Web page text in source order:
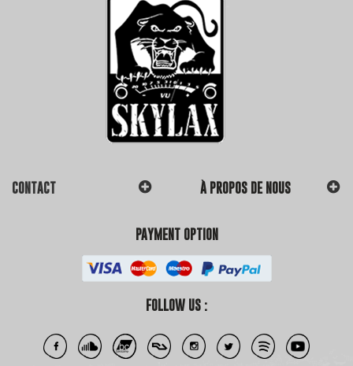
CONTACT À PROPOS DE NOUS
PAYMENT OPTION
FOLLOW US :